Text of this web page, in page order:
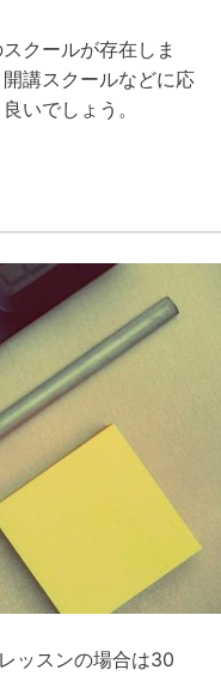
クールが存在しま
講スクールなどに応
いでしょう。
ッスンの場合は30